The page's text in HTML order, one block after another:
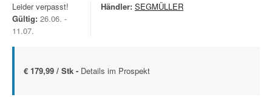
Leider verpasst!
Gültig: 26.06. -
11.07.
Händler: SEGMÜLLER
€ 179,99 / Stk - Details im Prospekt